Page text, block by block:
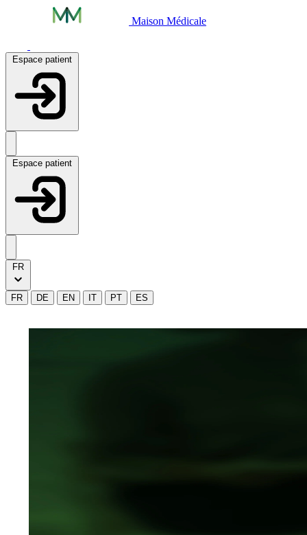
Maison Médicale
Espace patient
Espace patient
FR
FR DE EN IT PT ES